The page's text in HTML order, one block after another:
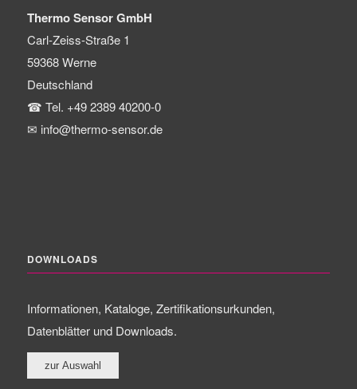
Thermo Sensor GmbH
Carl-Zeiss-Straße 1
59368 Werne
Deutschland
☎ Tel. +49 2389 40200-0
✉ info@thermo-sensor.de
DOWNLOADS
Informationen, Kataloge, Zertifikationsurkunden,
Datenblätter und Downloads.